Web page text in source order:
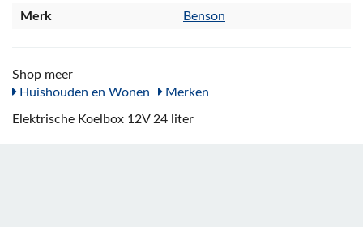
Merk
Benson
Shop meer
Huishouden en Wonen
Merken
Elektrische Koelbox 12V 24 liter